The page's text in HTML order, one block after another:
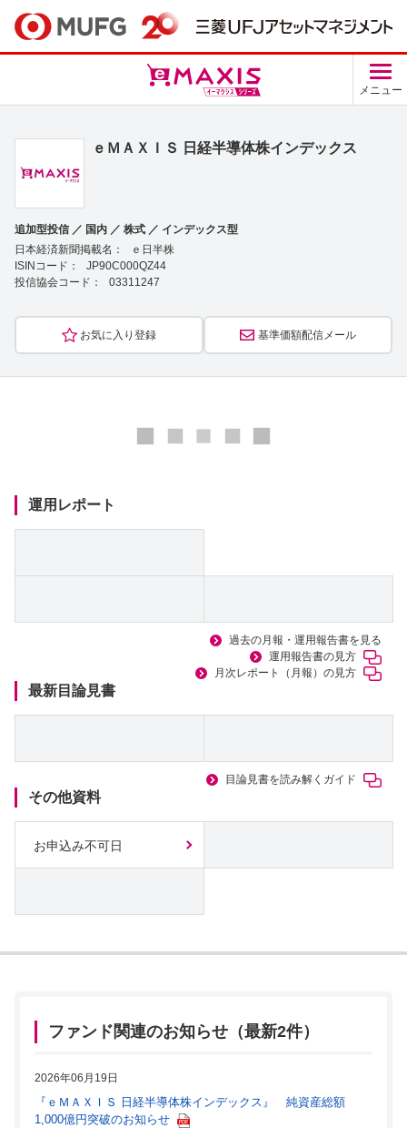
メニュー
ｅＭＡＸＩＳ 日経半導体株インデックス
追加型投信 ／ 国内 ／ 株式 ／ インデックス型
日本経済新聞掲載名：
ｅ日半株
ISINコード：
JP90C000QZ44
投信協会コード：
03311247
お気に入り登録 基準価額配信メール
運用レポート
過去の月報・運用報告書を見る
運用報告書の見方
月次レポート（月報）の見方
最新目論見書
目論見書を読み解くガイド
その他資料
お申込み不可日
ファンド関連のお知らせ（最新2件）
2026年06月19日
『ｅＭＡＸＩＳ 日経半導体株インデックス』 純資産総額
1,000億円突破のお知らせ